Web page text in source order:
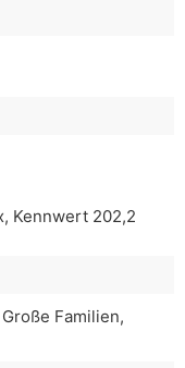
Kennwert 202,2
Familien,